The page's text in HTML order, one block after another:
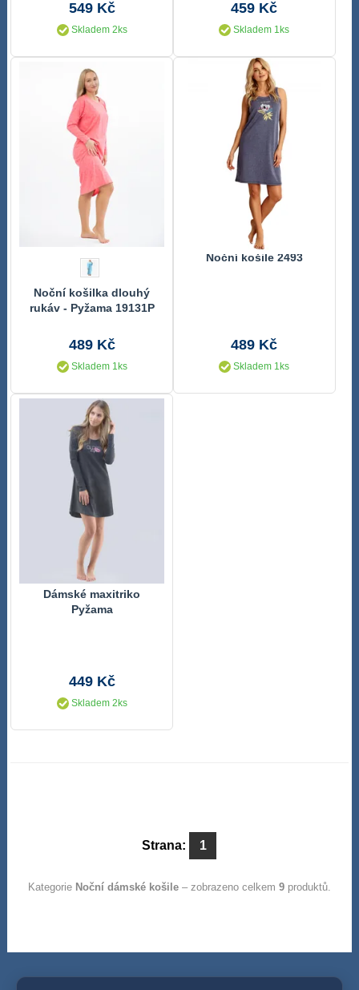
549 Kč
Skladem 2ks
459 Kč
Skladem 1ks
Noční košilka dlouhý
rukáv - Pyžama 19131P
489 Kč
Skladem 1ks
Noční košile 2493
489 Kč
Skladem 1ks
Dámské maxitriko
Pyžama
449 Kč
Skladem 2ks
Strana: 1
Kategorie Noční dámské košile– zobrazeno celkem 9produktů.